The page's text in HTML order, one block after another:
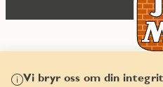
Vi bryr oss om din© JM